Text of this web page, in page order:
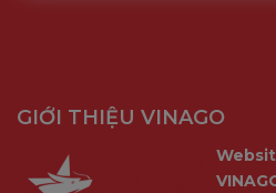
GIỚI THIỆU VINAGO